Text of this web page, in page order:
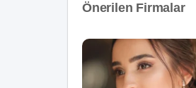
Önerilen Firmalar